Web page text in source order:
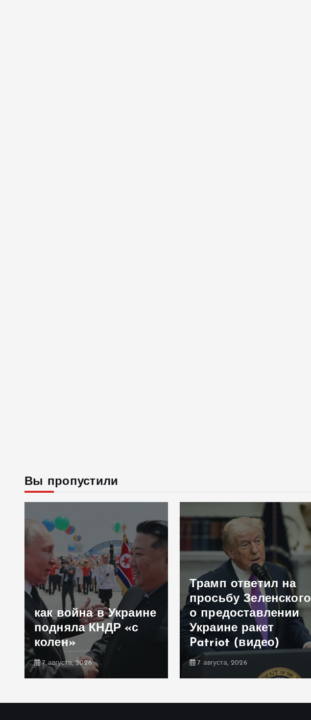
Вы пропустили
как война в Украине
подняла КНДР «с
колен»
7 августа, 2026
Трамп ответил на
просьбу Зеленского
о предоставлении
Украине ракет
Patriot (видео)
7 августа, 2026